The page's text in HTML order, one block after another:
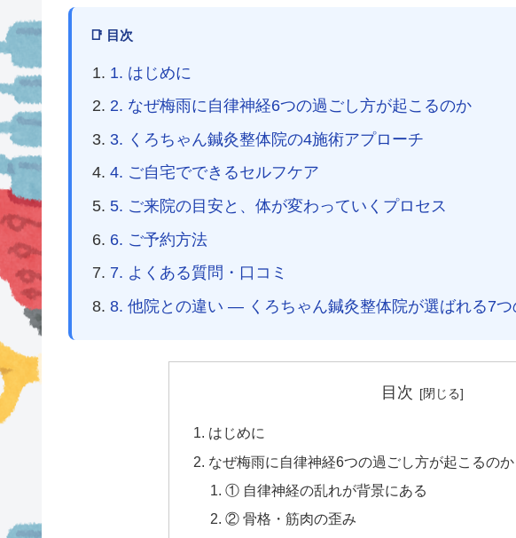
📑 目次
1. はじめに
2. なぜ梅雨に自律神経6つの過ごし方が起こるのか
3. くろちゃん鍼灸整体院の4施術アプローチ
4. ご自宅でできるセルフケア
5. ご来院の目安と、体が変わっていくプロセス
6. ご予約方法
7. よくある質問・口コミ
8. 他院との違い — くろちゃん鍼灸整体院が選ばれる7つ
目次
はじめに
なぜ梅雨に自律神経6つの過ごし方が起こるのか
① 自律神経の乱れが背景にある
② 骨格・筋肉の歪み